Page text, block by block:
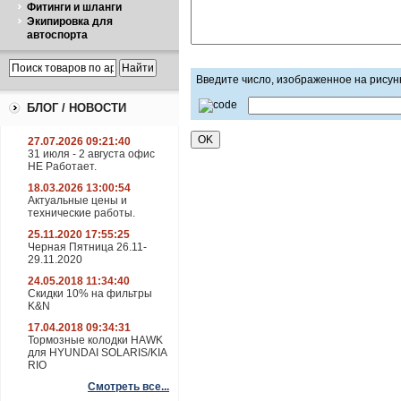
Фитинги и шланги
Экипировка для
автоспорта
БЛОГ / НОВОСТИ
27.07.2026 09:21:40
31 июля - 2 августа офис
НЕ Работает.
18.03.2026 13:00:54
Актуальные цены и
технические работы.
25.11.2020 17:55:25
Черная Пятница 26.11-
29.11.2020
24.05.2018 11:34:40
Скидки 10% на фильтры
K&N
17.04.2018 09:34:31
Тормозные колодки HAWK
для HYUNDAI SOLARIS/KIA
RIO
Смотреть все...
Введите число, изображенное на